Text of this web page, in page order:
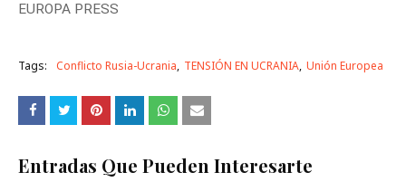
EUROPA PRESS
Tags: Conflicto Rusia-Ucrania TENSIÓN EN UCRANIA Unión Europea
Entradas Que Pueden Interesarte